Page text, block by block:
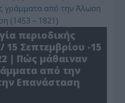
περιοδικής
15 Σεπτεμβρίου -15
| Πώς μάθαιναν
από την
Επανάσταση